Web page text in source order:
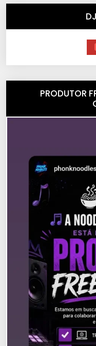
PRODUTOR